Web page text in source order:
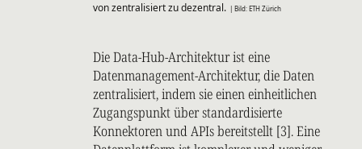
von zentralisiert zu dezentral. | Bild: ETH Zürich
Die Data-Hub-Architektur ist eine
Datenmanagement-Architektur, die Daten
zentralisiert, indem sie einen einheitlichen
Zugangspunkt über standardisierte
Konnektoren und APIs bereitstellt [3]. Eine